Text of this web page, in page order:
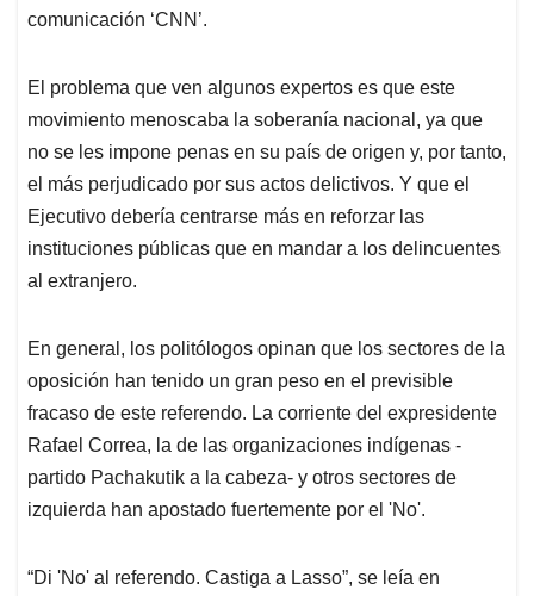
comunicación ‘CNN’.
El problema que ven algunos expertos es que este
movimiento menoscaba la soberanía nacional, ya que
no se les impone penas en su país de origen y, por tanto,
el más perjudicado por sus actos delictivos. Y que el
Ejecutivo debería centrarse más en reforzar las
instituciones públicas que en mandar a los delincuentes
al extranjero.
En general, los politólogos opinan que los sectores de la
oposición han tenido un gran peso en el previsible
fracaso de este referendo. La corriente del expresidente
Rafael Correa, la de las organizaciones indígenas -
partido Pachakutik a la cabeza- y otros sectores de
izquierda han apostado fuertemente por el 'No'.
“Di 'No' al referendo. Castiga a Lasso”, se leía en